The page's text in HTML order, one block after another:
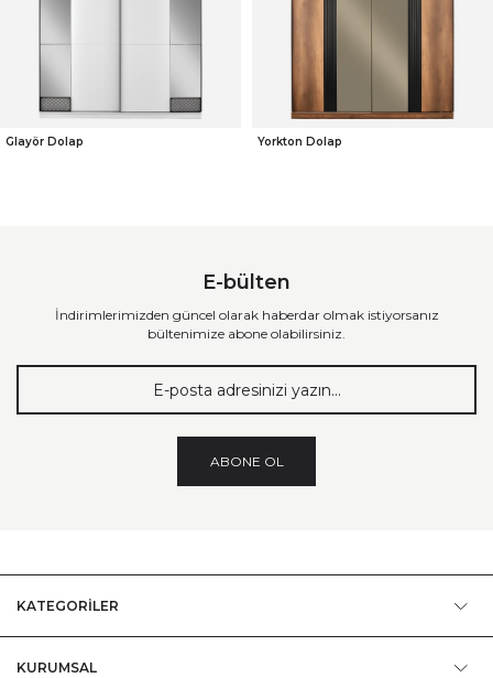
Glayör Dolap Yorkton Dolap
E-bülten
İndirimlerimizden güncel olarak haberdar olmak istiyorsanız
bültenimize abone olabilirsiniz.
ABONE OL
KATEGORİLER
KURUMSAL